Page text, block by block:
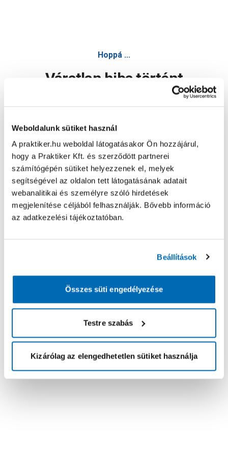
Weboldalunk sütiket használ
A praktiker.hu weboldal látogatásakor Ön hozzájárul,
hogy a Praktiker Kft. és szerződött partnerei
számítógépén sütiket helyezzenek el, melyek
segítségével az oldalon tett látogatásának adatait
webanalitikai és személyre szóló hirdetések
megjelenítése céljából felhasználják. Bővebb információ
az adatkezelési tájékoztatóban.
Beállítások
Összes süti engedélyezése
Testre szabás
Kizárólag az elengedhetetlen sütiket használja
Hoppá ...
Váratlan hiba történt
Oldal újratöltése